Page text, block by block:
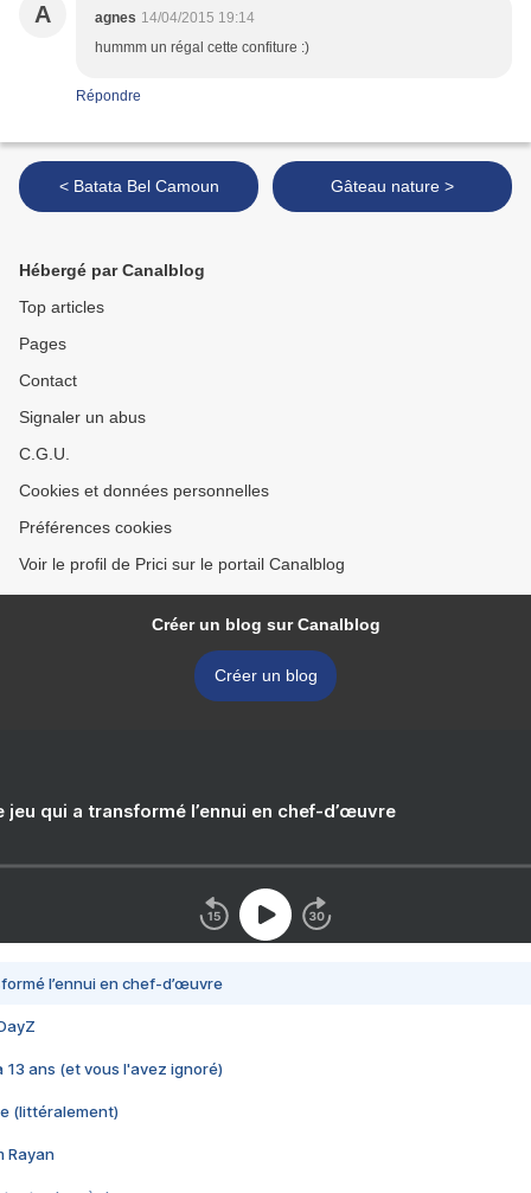
A agnes 14/04/2015 19:14
hummm un régal cette confiture :)
Répondre
< Batata Bel Camoun Gâteau nature >
Hébergé par Canalblog
Top articles
Pages
Contact
Signaler un abus
C.G.U.
Cookies et données personnelles
Préférences cookies
Voir le profil de Prici sur le portail Canalblog
Créer un blog sur Canalblog
Créer un blog
jeu qui a transformé l’ennui en chef-d’œuvre
l’ennui en chef-d’œuvre
13 ans (et vous l'avez ignoré)
(littéralement)
Rayan